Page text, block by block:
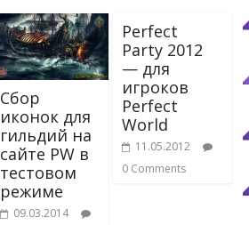
Сбор
иконок для
гильдий на
сайте PW в
тестовом
режиме
09.03.2014
Perfect
Party 2012
— для
игроков
Perfect
World
11.05.2012
0 Comments